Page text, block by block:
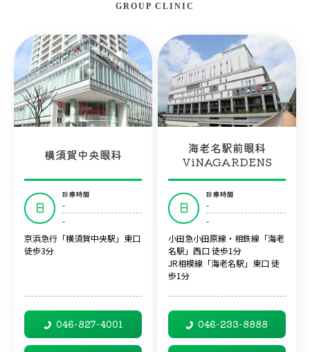
GROUP CLINIC
横須賀中央眼科
日
診療時間
-
-
京浜急行「横須賀中央駅」東口
徒歩3分
046-827-4001
海老名駅前眼科
ViNAGARDENS
日
診療時間
-
-
小田急小田原線・相鉄線「海老
名駅」西口 徒歩1分
JR相模線「海老名駅」東口 徒
歩1分
046-233-8888